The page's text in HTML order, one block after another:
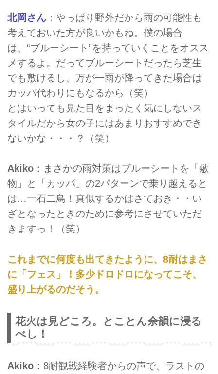
北岡さん ：やっぱり野外だから雨の可能性も
考えておいた方が良いかもね。僕の場合
は、“ブルーシート”を持っていくことをオスス
メするよ。だってブルーシートだったら芝生
でも敷けるし、万が一雨が降ってきた場合は
カッパ代わりにもなるから（笑）
とはいっても見た目をまったく気にしないス
タイルだから女の子にはあまりおすすめでき
ないかな・・・？（笑）
Akiko ：まさかの雨対策はブルーシートを「敷
物」と「カッパ」の2パターンで乗り越えると
は…一石二鳥！真似するかはさておき・・い
ざとなったときのために参考にさせていただ
きますっ！（笑）
これまでに何度も出てきたように、8耐はまさ
に「フェス」！多少ドロドロになってこそ、
盛り上がるのだそう。
花火は見どころ。とことん余韻に浸る
べし！
Akiko ：8耐観戦経験者からの声で、ラストの